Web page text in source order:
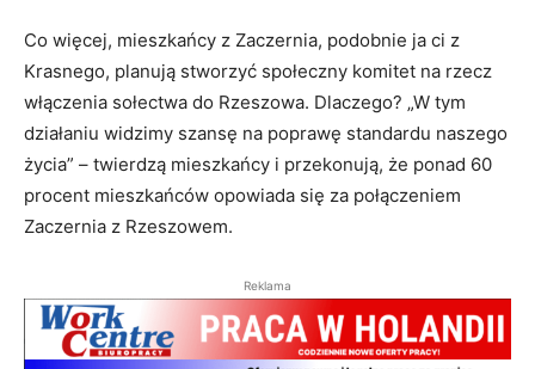
Co więcej, mieszkańcy z Zaczernia, podobnie ja ci z
Krasnego, planują stworzyć społeczny komitet na rzecz
włączenia sołectwa do Rzeszowa. Dlaczego? „W tym
działaniu widzimy szansę na poprawę standardu naszego
życia” – twierdzą mieszkańcy i przekonują, że ponad 60
procent mieszkańców opowiada się za połączeniem
Zaczernia z Rzeszowem.
Reklama